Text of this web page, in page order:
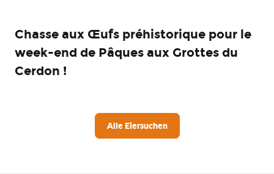
Chasse aux Œufs préhistorique pour le
week-end de Pâques aux Grottes du
Cerdon !
Alle Eiersuchen